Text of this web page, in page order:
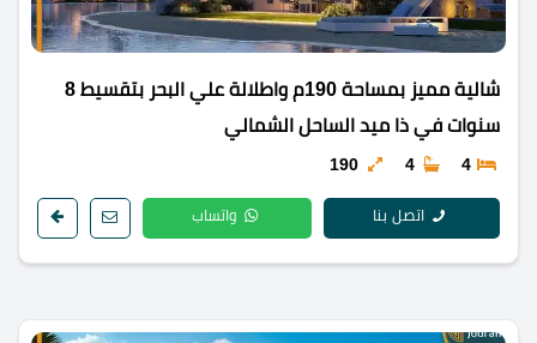
شالية مميز بمساحة 190م واطلالة علي البحر بتقسيط 8
سنوات في ذا ميد الساحل الشمالي
4
4
190
اتصل بنا واتساب